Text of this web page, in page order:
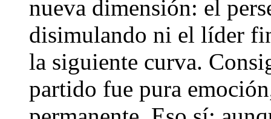
nueva dimensión: el
disimulando ni el líder
la siguiente curva.
partido fue pura